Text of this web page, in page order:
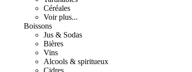
Céréales
Voir plus...
Boissons
Jus & Sodas
Bières
Vins
Alcools & spiritueux
Cidres